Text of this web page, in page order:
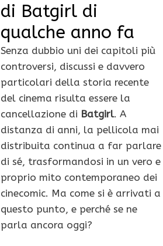
di Batgirl di
qualche anno fa
Senza dubbio uni dei capitoli più
controversi, discussi e davvero
particolari della storia recente
del cinema risulta essere la
cancellazione di Batgirl. A
distanza di anni, la pellicola mai
distribuita continua a far parlare
di sé, trasformandosi in un vero e
proprio mito contemporaneo dei
cinecomic. Ma come si è arrivati a
questo punto, e perché se ne
parla ancora oggi?